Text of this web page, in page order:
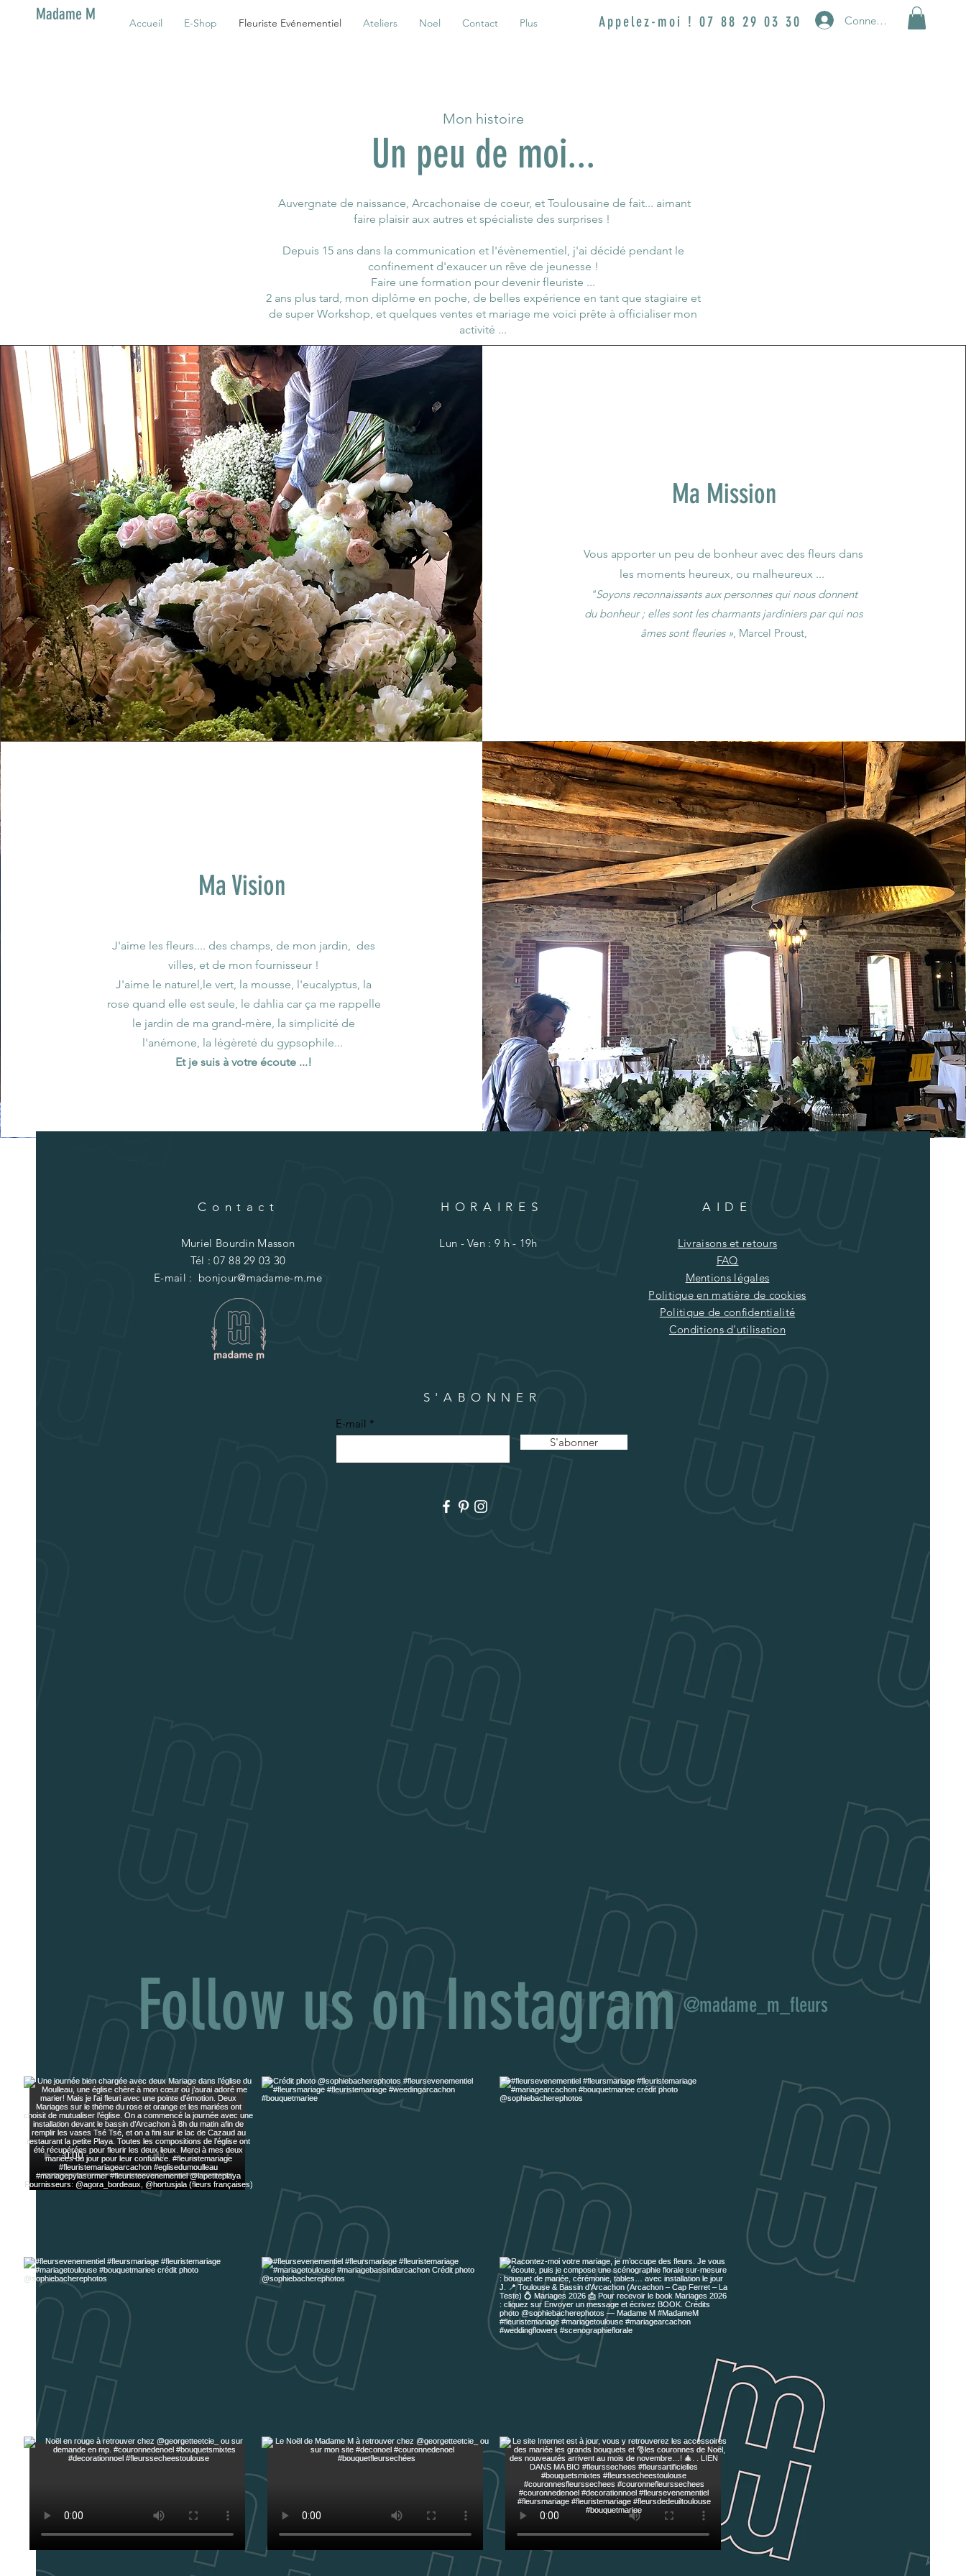
Madame M Appelez-moi ! 07 88 29 03 30 Connexion
Accueil E-Shop Fleuriste Evénementiel Ateliers Noel Contact Plus
Mon histoire
Un peu de moi...
​Auvergnate de naissance, Arcachonaise de coeur, et Toulousaine de fait... aimant
faire plaisir aux autres et spécialiste des surprises !
Depuis 15 ans dans la communication et l'évènementiel, j'ai décidé pendant le
confinement d'exaucer un rêve de jeunesse !
Faire une formation pour devenir fleuriste ...
2 ans plus tard, mon diplôme en poche, de belles expérience en tant que stagiaire et
de super Workshop, et quelques ventes et mariage me voici prête à officialiser mon
activité ...
Ma Mission
Vous apporter un peu de bonheur avec des fleurs dans
les moments heureux, ou malheureux ...
"Soyons reconnaissants aux personnes qui nous donnent
du bonheur ; elles sont les charmants jardiniers par qui nos
âmes sont fleuries », Marcel Proust,
Ma Vision
J'aime les fleurs.... des champs, de mon jardin, des
villes, et de mon fournisseur !
J'aime le naturel,le vert, la mousse, l'eucalyptus, la
rose quand elle est seule, le dahlia car ça me rappelle
le jardin de ma grand-mère, la simplicité de
l'anémone, la légèreté du gypsophile...
Et je suis à votre écoute ...!
Contact
Muriel Bourdin Masson
Tél : 07 88 29 03 30
E-mail : bonjour@madame-m.me
HORAIRES
Lun - Ven : 9 h - 19h
AIDE
Livraisons et retours
FAQ
Mentions légales
Politique en matière de cookies
Politique de confidentialité
Conditions d’utilisation
S'ABONNER
E-mail
S'abonner
Follow us on Instagram @madame_m_fleurs